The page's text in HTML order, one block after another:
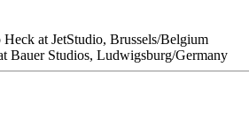
at JetStudio, Brussels/Belgium
Bauer Studios, Ludwigsburg/Germany